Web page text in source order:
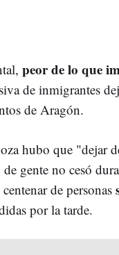
peor de lo que
de inmigrantes
de Aragón.
hubo que "dejar
gente no cesó
de personas
por la tarde.